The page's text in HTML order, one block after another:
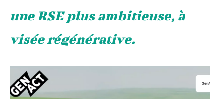
une RSE plus ambitieuse, à
visée régénérative.